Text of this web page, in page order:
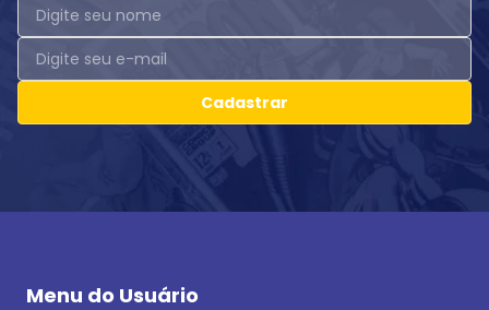
Cadastrar
Menu do Usuário